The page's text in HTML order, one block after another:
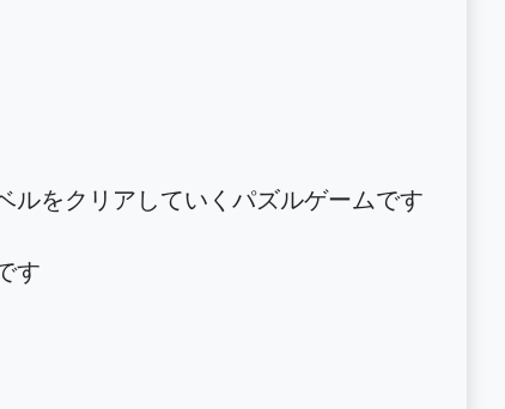
ルをクリアしていくパズルゲームです
す